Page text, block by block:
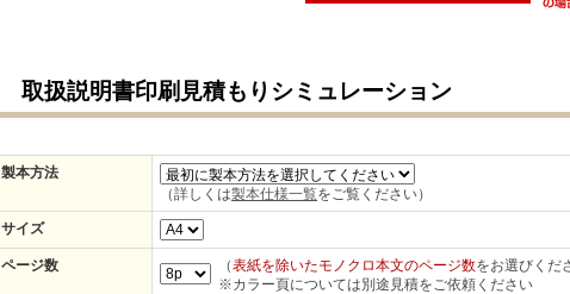
取扱説明書印刷見積もりシミュレーション
製本方法
（詳しくは製本仕様一覧をご覧ください）
サイズ
ページ数 （表紙を除いたモノクロ本文のページ数をお選びくだ
※カラー頁については別途見積をご依頼ください